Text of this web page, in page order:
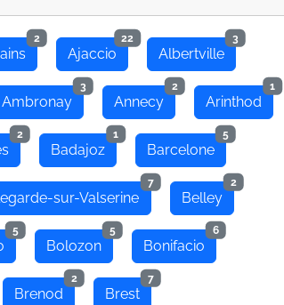
2
Ajaccio
22
Albertville
3
Ambronay
3
Annecy
2
Arinthod
1
2
Badajoz
1
Barcelone
5
sur-Valserine
7
Belley
2
5
Bolozon
5
Bonifacio
6
Brenod
2
Brest
7